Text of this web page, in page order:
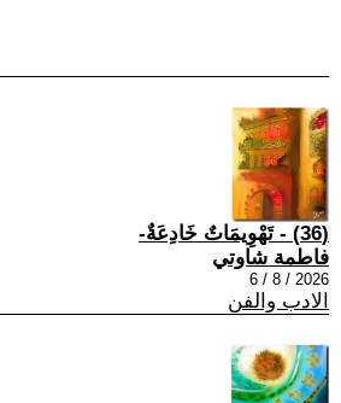
(36) - تَهْوِيمَاتٌ خَادِعَةٌ-
فاطمة شاوتي
2026 / 8 / 6
الادب والفن